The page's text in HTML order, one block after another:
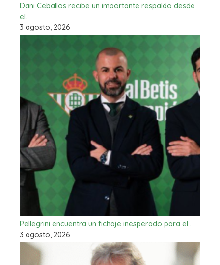
Dani Ceballos recibe un importante respaldo desde
el…
3 agosto, 2026
Pellegrini encuentra un fichaje inesperado para el…
3 agosto, 2026